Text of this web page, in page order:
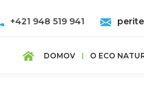
DOMOV O ECO
+421 948 519 941